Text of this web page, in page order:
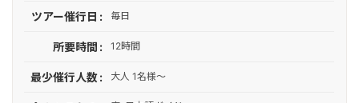
ツアー催行日 毎日
所要時間 12時間
最少催行人数 大人 1名様～
/アクティビティ